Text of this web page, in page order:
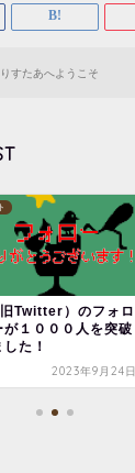
すたあへようこそ
Twitter）のフォロ
が１０００人を突破
した！
2023年9月24日